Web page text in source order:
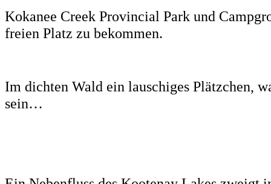
Kokanee Creek Provincial Park und
freien Platz zu bekommen.
Im dichten Wald ein lauschiges Plätzchen,
sein…